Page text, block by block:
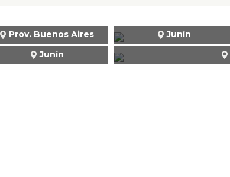
Prov. Buenos Aires Junín
Junín